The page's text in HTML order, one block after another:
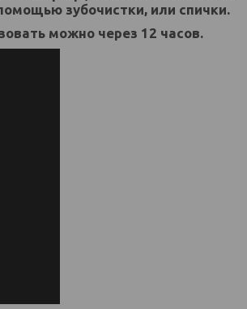
зубочистки, или спички.
можно через 12 часов.